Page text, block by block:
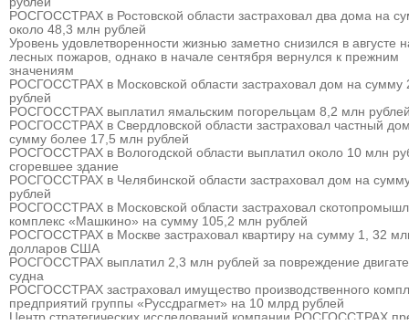
РОСГОССТРАХ в Ростовской области застраховал два дома на
около 48,3 млн рублей
Уровень удовлетворенности жизнью заметно снизился в августе
лесных пожаров, однако в начале сентября вернулся к прежним
значениям
РОСГОССТРАХ в Московской области застраховал дом на сумму
рублей
РОСГОССТРАХ выплатил ямальским погорельцам 8,2 млн
РОСГОССТРАХ в Свердловской области застраховал частный
сумму более 17,5 млн рублей
РОСГОССТРАХ в Вологодской области выплатил около 10 млн
сгоревшее здание
РОСГОССТРАХ в Челябинской области застраховал дом на
рублей
РОСГОССТРАХ в Московской области застраховал
комплекс «Машкино» на сумму 105,2 млн рублей
РОСГОССТРАХ в Москве застраховал квартиру на сумму 1, 32
долларов США
РОСГОССТРАХ выплатил 2,3 млн рублей за повреждение
судна
РОСГОССТРАХ застраховал имущество производственного
предприятий группы «Руссдрагмет» на 10 млрд рублей
Центр стратегических исследований компании РОСГОССТРАХ